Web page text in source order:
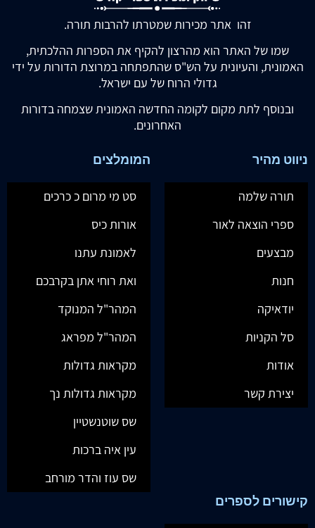
זהו אתר מכירות שמטרתו להרבות תורה.
שמו של האתר הוא מהרצון להקיף את הספרות ההלכתית,
האמונית, והעיונית על הש"ס שהתפתחה במרוצת הדורות על ידי
גדולי הרוח של עם ישראל.
ובנוסף לתת מקום לקומה החדשה האמונית שצמחה בדורות
האחרונים.
ניווט מהיר
תורה שלמה
ספרי הוצאה לאור
מבצעים
חנות
יודאיקה
סל הקניות
אודות
יצירת קשר
המומלצים
סט מי מרום כ כרכים
אורות כיס
לאמונת עתנו
ואת רוחי אתן בקרבכם
המהר"ל המנוקד
המהר"ל מפראג
מקראות גדולות
מקראות גדולות נך
שס שוטנשטיין
עין איה ברכות
שס עוז והדר מורחב
קישורים לספרים